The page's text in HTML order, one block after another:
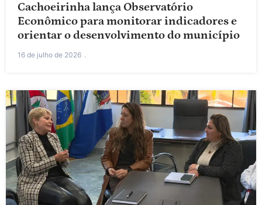
Cachoeirinha lança Observatório
Econômico para monitorar indicadores e
orientar o desenvolvimento do município
16 de julho de 2026